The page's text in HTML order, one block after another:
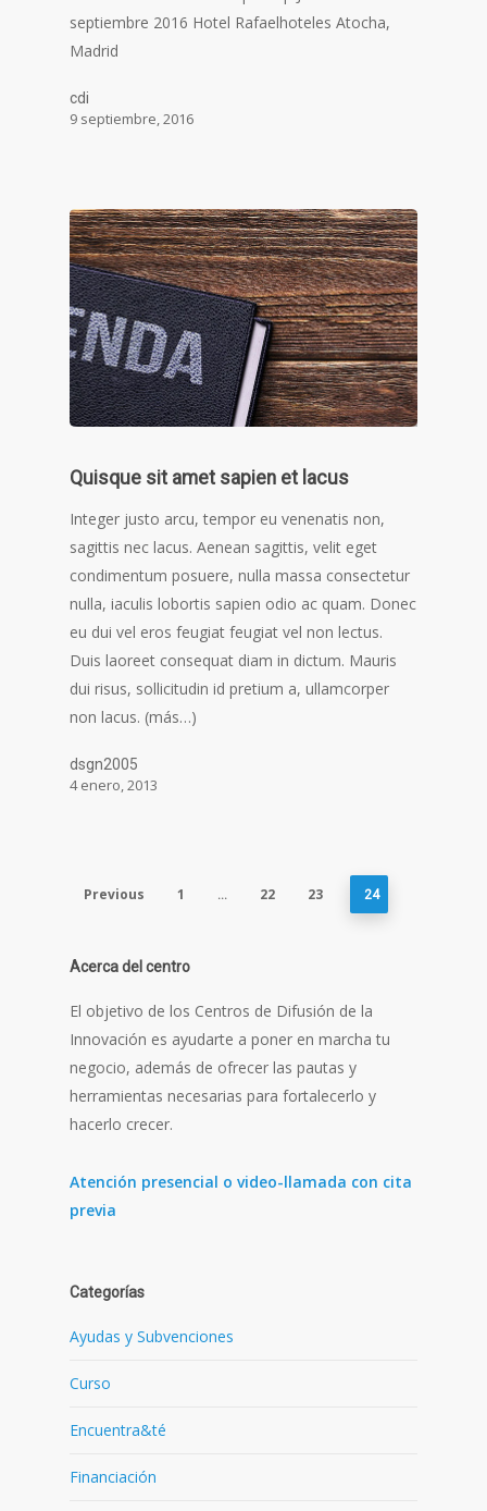
septiembre 2016 Hotel Rafaelhoteles Atocha,
Madrid
cdi
9 septiembre, 2016
Quisque sit amet sapien et lacus
Integer justo arcu, tempor eu venenatis non,
sagittis nec lacus. Aenean sagittis, velit eget
condimentum posuere, nulla massa consectetur
nulla, iaculis lobortis sapien odio ac quam. Donec
eu dui vel eros feugiat feugiat vel non lectus.
Duis laoreet consequat diam in dictum. Mauris
dui risus, sollicitudin id pretium a, ullamcorper
non lacus. (más…)
dsgn2005
4 enero, 2013
Previous 1 … 22 23 24
Acerca del centro
El objetivo de los Centros de Difusión de la
Innovación es ayudarte a poner en marcha tu
negocio, además de ofrecer las pautas y
herramientas necesarias para fortalecerlo y
hacerlo crecer.
Atención presencial o video-llamada con cita
previa
Categorías
Ayudas y Subvenciones
Curso
Encuentra&té
Financiación